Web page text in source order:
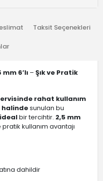
Taksit Seçenekleri
mm 6’lı – Şık ve Pratik
rahat kullanım
halindesunulan bu
bir tercihtir. 2,5 mm
kullanım avantajı
dahildir